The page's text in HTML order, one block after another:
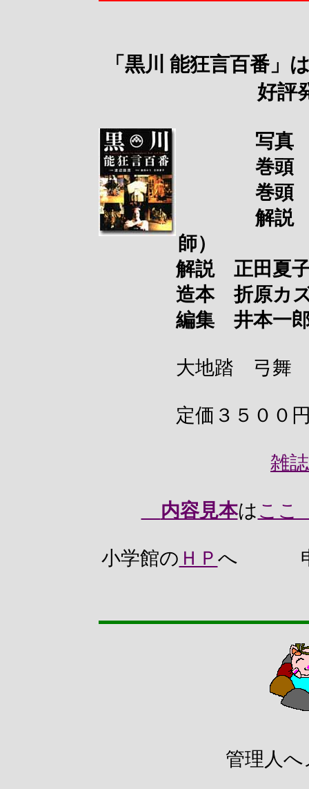
「黒川 能狂言百番
好評
写真 渡
巻頭 馬
巻頭 小
解説 重
師）
解説 正田夏子
造本 折原カズ
編集 井本一
大地踏 弓舞 能
定価３５００円（
雑
内容見本はここ
小学館の ＨＰ へ 申し
管理人